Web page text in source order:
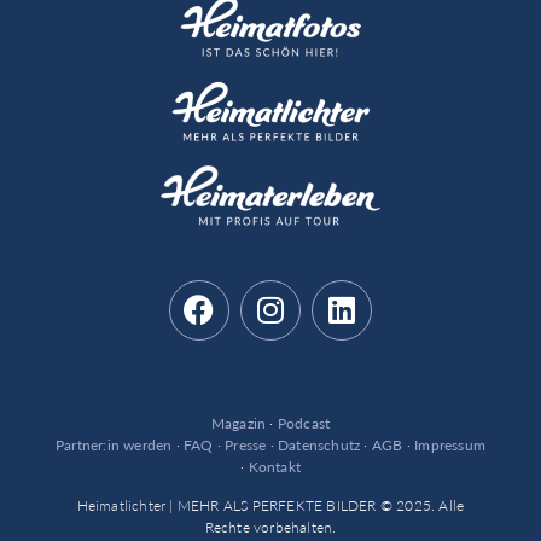
Magazin · Podcast
Partner:in werden · FAQ · Presse · Datenschutz · AGB · Impressum
· Kontakt
Heimatlichter | MEHR ALS PERFEKTE BILDER © 2025. Alle
Rechte vorbehalten.